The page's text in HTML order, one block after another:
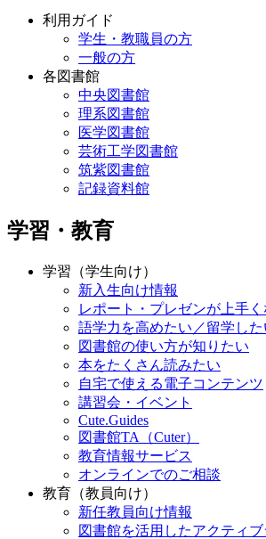
利用ガイド
学生・教職員の方
一般の方
各図書館
中央図書館
理系図書館
医学図書館
芸術工学図書館
筑紫図書館
記録資料館
学習・教育
学習（学生向け）
新入生向け情報
レポート・プレゼンが上手
語学力を高めたい／留学した
図書館の使い方が知りたい
本をたくさん読みたい
自宅で使える電子コンテンツ
講習会・イベント
Cute.Guides
図書館TA（Cuter）
教育情報サービス
オンラインでのご相談
教育（教員向け）
新任教員向け情報
図書館を活用したアクティ